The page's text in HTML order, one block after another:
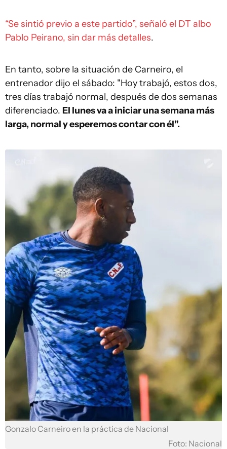
“Se sintió previo a este partido”, señaló el DT albo
Pablo Peirano, sin dar más detalles.
En tanto, sobre la situación de Carneiro, el
entrenador dijo el sábado: "Hoy trabajó, estos dos,
tres días trabajó normal, después de dos semanas
diferenciado. El lunes va a iniciar una semana más
larga, normal y esperemos contar con él".
Gonzalo Carneiro en la práctica de Nacional
Foto: Nacional